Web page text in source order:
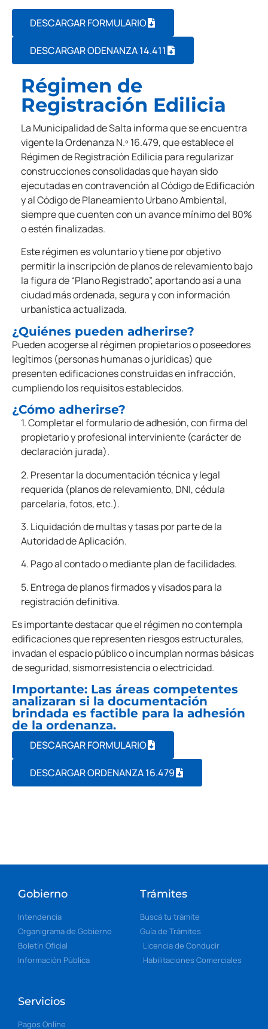
DESCARGAR FORMULARIO
DESCARGAR ODENANZA 14.411
Régimen de
Registración Edilicia
La Municipalidad de Salta informa que se encuentra
vigente la Ordenanza N.º 16.479, que establece el
Régimen de Registración Edilicia para regularizar
construcciones consolidadas que hayan sido
ejecutadas en contravención al Código de Edificación
y al Código de Planeamiento Urbano Ambiental,
siempre que cuenten con un avance mínimo del 80%
o estén finalizadas.
Este régimen es voluntario y tiene por objetivo
permitir la inscripción de planos de relevamiento bajo
la figura de “Plano Registrado”, aportando así a una
ciudad más ordenada, segura y con información
urbanística actualizada.
¿Quiénes pueden adherirse?
Pueden acogerse al régimen propietarios o poseedores
legítimos (personas humanas o jurídicas) que
presenten edificaciones construidas en infracción,
cumpliendo los requisitos establecidos.
¿Cómo adherirse?
1. Completar el formulario de adhesión, con firma del
propietario y profesional interviniente (carácter de
declaración jurada).
2. Presentar la documentación técnica y legal
requerida (planos de relevamiento, DNI, cédula
parcelaria, fotos, etc.).
3. Liquidación de multas y tasas por parte de la
Autoridad de Aplicación.
4. Pago al contado o mediante plan de facilidades.
5. Entrega de planos firmados y visados para la
registración definitiva.
Es importante destacar que el régimen no contempla
edificaciones que representen riesgos estructurales,
invadan el espacio público o incumplan normas básicas
de seguridad, sismorresistencia o electricidad.
Importante: Las áreas competentes
analizaran si la documentación
brindada es factible para la adhesión
de la ordenanza.
DESCARGAR FORMULARIO
DESCARGAR ORDENANZA 16.479
Gobierno
Intendencia
Organigrama de Gobierno
Boletín Oficial
Información Pública
Trámites
Buscá tu trámite
Guía de Trámites
Licencia de Conducir
Habilitaciones Comerciales
Servicios
Pagos Online